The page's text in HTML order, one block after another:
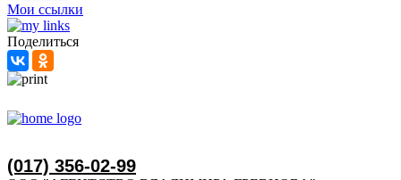
Мои ссылки
Поделиться
(017) 356-02-99